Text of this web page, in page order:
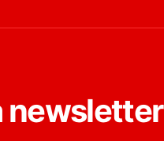
newsletter